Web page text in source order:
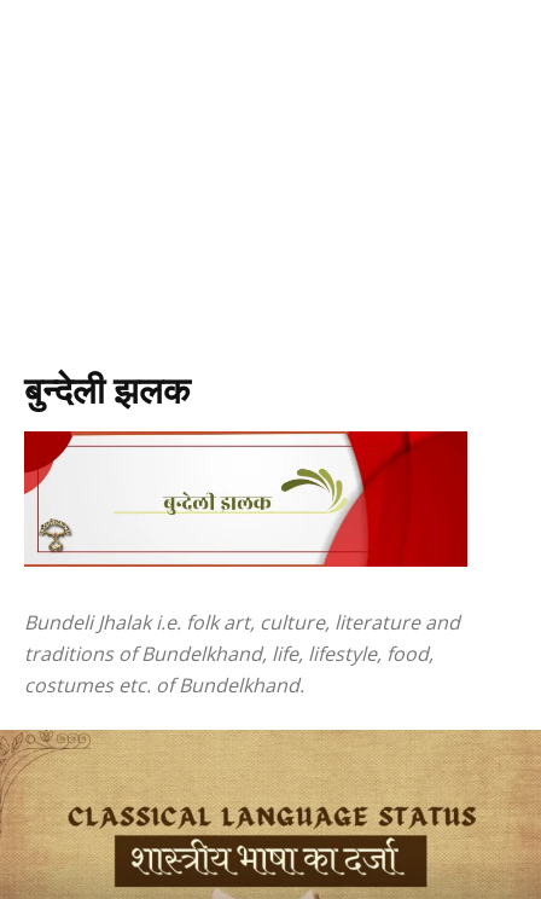
बुन्देली झलक
Bundeli Jhalak i.e. folk art, culture, literature and
traditions of Bundelkhand, life, lifestyle, food,
costumes etc. of Bundelkhand.